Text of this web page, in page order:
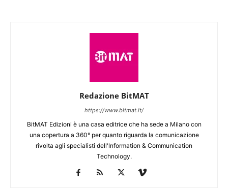
Redazione BitMAT
https://www.bitmat.it/
BitMAT Edizioni è una casa editrice che ha sede a Milano con
una copertura a 360° per quanto riguarda la comunicazione
rivolta agli specialisti dell'lnformation & Communication
Technology.